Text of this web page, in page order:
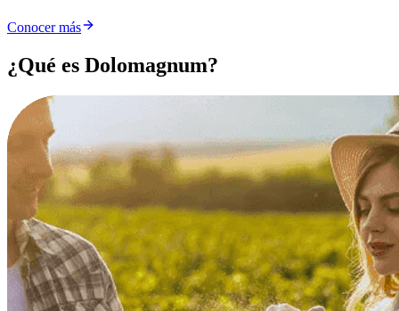
Conocer más
¿Qué es Dolomagnum?